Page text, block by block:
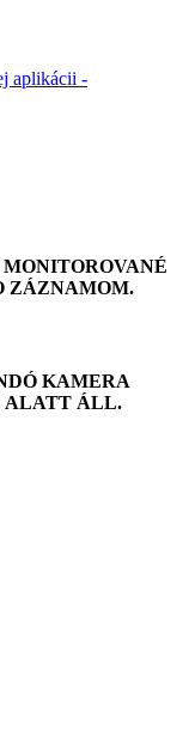
aplikácii -
ZÁZNAMOM.
KAMERA
ALATT ÁLL.